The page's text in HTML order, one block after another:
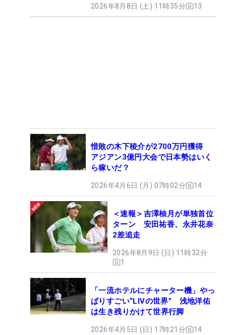
2026年8月8日 (土) 11時35分 13
惜敗の木下稜介が2700万円獲得
アジアン3億円大会で日本勢はいく
ら稼いだ？
2026年4月6日 (月) 07時02分 14
＜速報＞吉澤柚月が単独首位
ターン 安田祐香、永井花奈
2差追走
2026年8月9日 (日) 11時32分
1
「一流ホテルにチャーター機」やっ
ぱりすごい“LIVの世界” 浅地洋佑
は生き残りかけて世界行脚
2026年4月5日 (日) 17時21分 14